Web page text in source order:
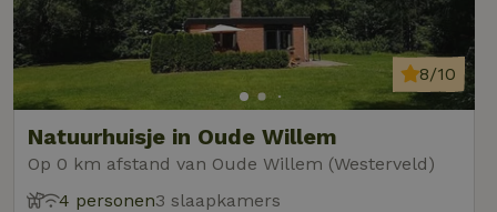
Natuurhuisje in Oude Willem
Op 0 km afstand van Oude Willem (Westerveld)
8/10
4 personen3 slaapkamers